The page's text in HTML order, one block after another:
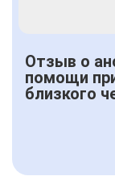
Отзыв о
помощи
близкого